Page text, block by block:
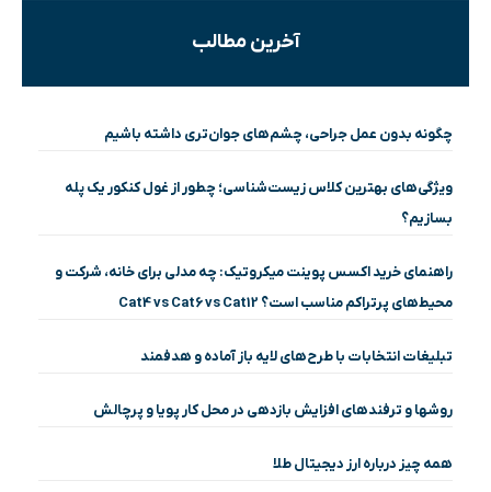
آخرین مطالب
چگونه بدون عمل جراحی، چشم‌های جوان‌تری داشته باشیم
ویژگی‌های بهترین کلاس زیست‌شناسی؛ چطور از غول کنکور یک پله
بسازیم؟
راهنمای خرید اکسس پوینت میکروتیک: چه مدلی برای خانه، شرکت و
محیط‌های پرتراکم مناسب است؟ Cat4 vs Cat6 vs Cat12
تبلیغات انتخابات با طرح‌های لایه باز آماده و هدفمند
روشها و ترفندهای افزایش بازدهی در محل کار پویا و پرچالش
همه چیز درباره ارز دیجیتال طلا